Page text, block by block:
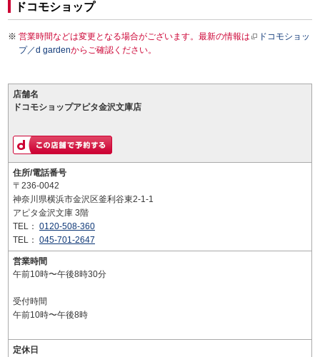
ドコモショップ
営業時間などは変更となる場合がございます。最新の情報は
ドコモショッ
プ／d gardenからご確認ください。
店舗名
ドコモショップアピタ金沢文庫店
住所/電話番号
〒236-0042
神奈川県横浜市金沢区釜利谷東2-1-1
アピタ金沢文庫 3階
TEL： 0120-508-360
TEL： 045-701-2647
営業時間
午前10時〜午後8時30分
受付時間
午前10時〜午後8時
定休日